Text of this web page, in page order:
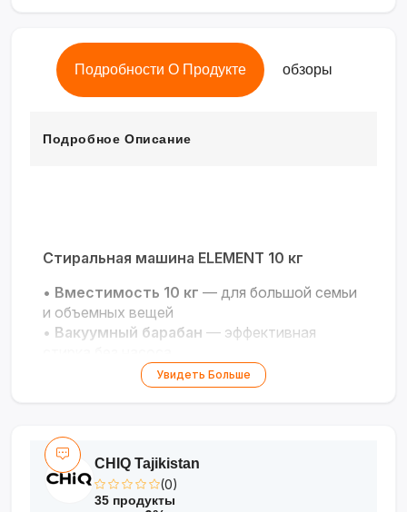
Подробности О Продукте обзоры
Подробное Описание
Стиральная машина ELEMENT 10 кг
• Вместимость 10 кг — для большой семьи
и объемных вещей
• Вакуумный барабан — эффективная
Экономия ресурсов — меньше воды и
электроэнергии
• Надёжная конструкция
службы
Практичность и мощность для вашего
Увидеть Больше
CHIQ Tajikistan
(0)
35 продукты